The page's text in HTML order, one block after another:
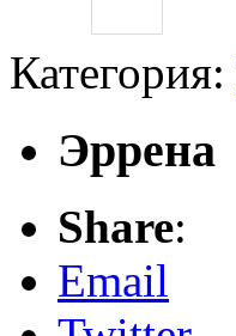
Категория:
Эррена
Share:
Email